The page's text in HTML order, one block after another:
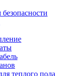
теплого пола